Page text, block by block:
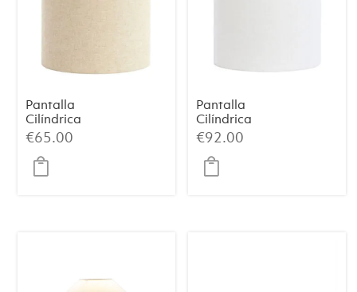
Pantalla
Cilíndrica
LIVIGNO – Textil
Natural, Ø30×21
cm
€65.00
Pantalla
Cilíndrica
LIVIGNO –
Blanco Huevo,
Ø40×30 cm
€92.00